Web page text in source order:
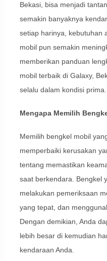
Bekasi, bisa menjadi
semakin banyaknya
setiap harinya, kebutuhan
mobil pun semakin
memberikan panduan
mobil terbaik di Galaxy,
selalu dalam kondisi prima.
Mengapa Memilih
Memilih bengkel mobil
memperbaiki kerusakan
tentang memastikan
saat berkendara. Bengkel
melakukan pemeriksaan
yang tepat, dan
Dengan demikian, Anda
lebih besar di kemudian
kendaraan Anda.